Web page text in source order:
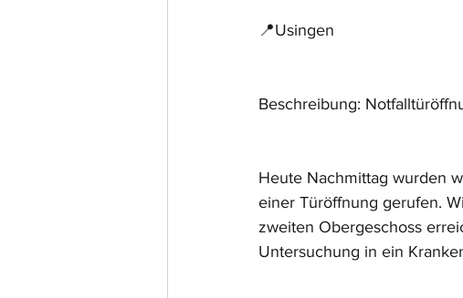
📍Usingen
Beschreibung:
Heute Nachmittag wurden
einer Türöffnung gerufen.
zweiten Obergeschoss
Untersuchung in ein